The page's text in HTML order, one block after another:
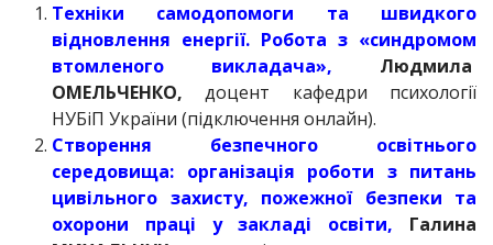
Техніки самодопомоги та швидкого
відновлення енергії. Робота з «синдромом
втомленого викладача»,
Людмила
ОМЕЛЬЧЕНКО, доцент кафедри психології
НУБіП України (підключення онлайн).
Створення безпечного освітнього
середовища: організація роботи з питань
цивільного захисту, пожежної безпеки та
охорони праці у закладі освіти,
Галина